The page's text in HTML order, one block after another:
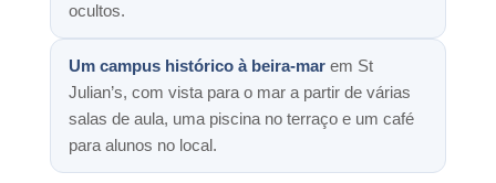
ocultos.
Um campus histórico à beira-mar em St
Julian’s, com vista para o mar a partir de várias
salas de aula, uma piscina no terraço e um café
para alunos no local.